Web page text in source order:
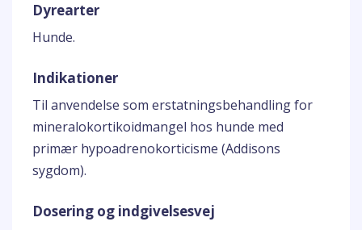
Dyrearter
Hunde.
Indikationer
Til anvendelse som erstatningsbehandling for
mineralokortikoidmangel hos hunde med
primær hypoadrenokorticisme (Addisons
sygdom).
Dosering og indgivelsesvej